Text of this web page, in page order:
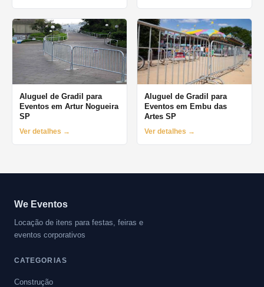
Aluguel de Gradil para
Eventos em Artur Nogueira
SP
Ver detalhes →
Aluguel de Gradil para
Eventos em Embu das
Artes SP
Ver detalhes →
We Eventos
Locação de itens para festas, feiras e
eventos corporativos
CATEGORIAS
Construção